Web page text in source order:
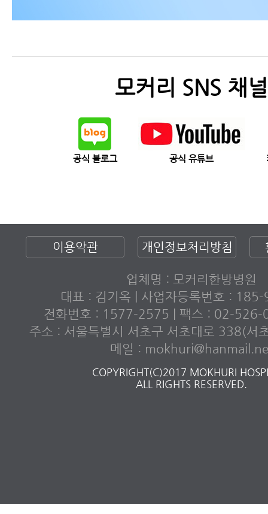
모커리 SNS 채널
공식 블로그 공식 유튜브
이용약관 개인정보처리방침
업체명 : 모커리한방병원
대표 : 김기옥 | 사업자등록번호 :
전화번호 : 1577-2575 | 팩스 : 02-526-
주소 : 서울특별시 서초구 서초대로 338(서
메일 :
COPYRIGHT(C)2017 MOKHURI
ALL RIGHTS RESERVED.